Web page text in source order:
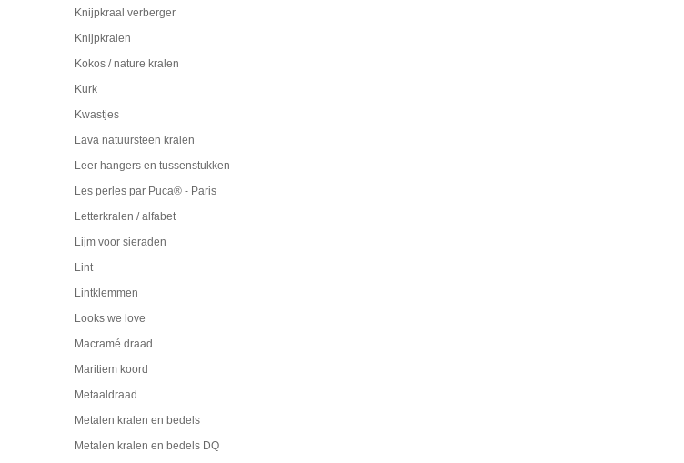
Knijpkraal verberger
Knijpkralen
Kokos / nature kralen
Kurk
Kwastjes
Lava natuursteen kralen
Leer hangers en tussenstukken
Les perles par Puca® - Paris
Letterkralen / alfabet
Lijm voor sieraden
Lint
Lintklemmen
Looks we love
Macramé draad
Maritiem koord
Metaaldraad
Metalen kralen en bedels
Metalen kralen en bedels DQ